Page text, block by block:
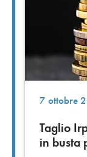
7 ottobre
Taglio
in busta